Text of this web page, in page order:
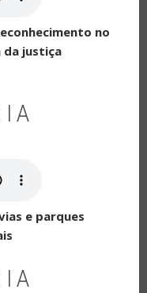
no
da justiça
e parques